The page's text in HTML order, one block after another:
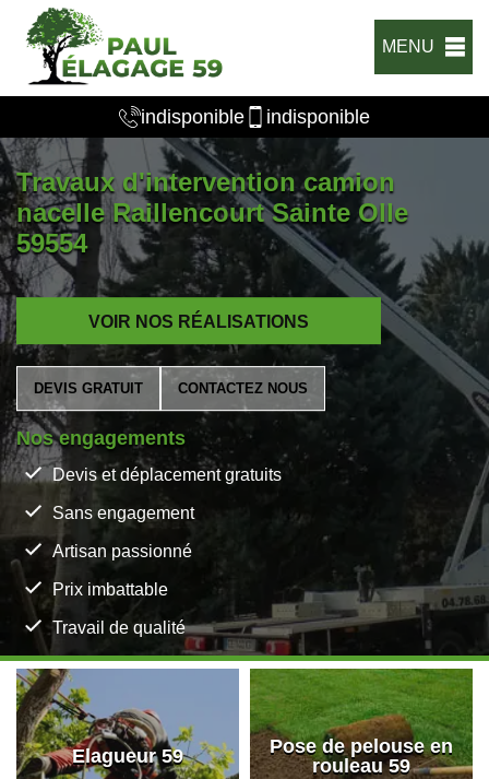
MENU
indisponible indisponible
Travaux d'intervention camion
nacelle Raillencourt Sainte Olle
59554
VOIR NOS RÉALISATIONS
DEVIS GRATUIT CONTACTEZ NOUS
Nos engagements
Devis et déplacement gratuits
Sans engagement
Artisan passionné
Prix imbattable
Travail de qualité
Elagueur 59
Pose de pelouse en
rouleau 59